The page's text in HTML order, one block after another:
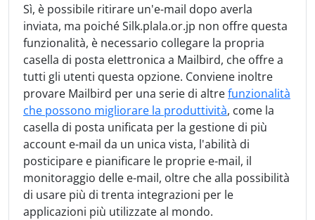
Sì, è possibile ritirare un'e-mail dopo averla
inviata, ma poiché Silk.plala.or.jp non offre questa
funzionalità, è necessario collegare la propria
casella di posta elettronica a Mailbird, che offre a
tutti gli utenti questa opzione. Conviene inoltre
provare Mailbird per una serie di altrefunzionalità
che possono migliorare la produttività, come la
casella di posta unificata per la gestione di più
account e-mail da un unica vista, l'abilità di
posticipare e pianificare le proprie e-mail, il
monitoraggio delle e-mail, oltre che alla possibilità
di usare più di trenta integrazioni per le
applicazioni più utilizzate al mondo.